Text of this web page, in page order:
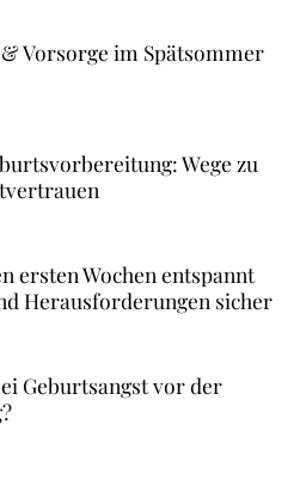
Vorsorge im Spätsommer
Wege zu
ersten Wochen entspannt
Herausforderungen sicher
Geburtsangst vor der